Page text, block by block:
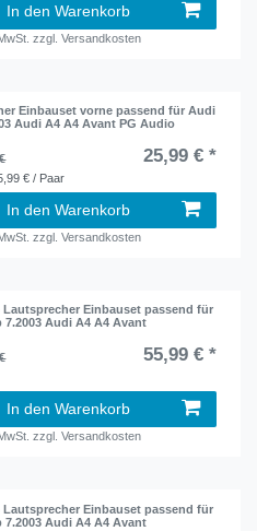
In den Warenkorb
zzgl.Versandkosten
Einbauset vorne passend für Audi
Audi A4 A4 Avant PG Audio
25,99 € *
€ / Paar
In den Warenkorb
zzgl.Versandkosten
Lautsprecher Einbauset passend für
7.2003 Audi A4 A4 Avant
55,99 € *
In den Warenkorb
zzgl.Versandkosten
Lautsprecher Einbauset passend für
7.2003 Audi A4 A4 Avant